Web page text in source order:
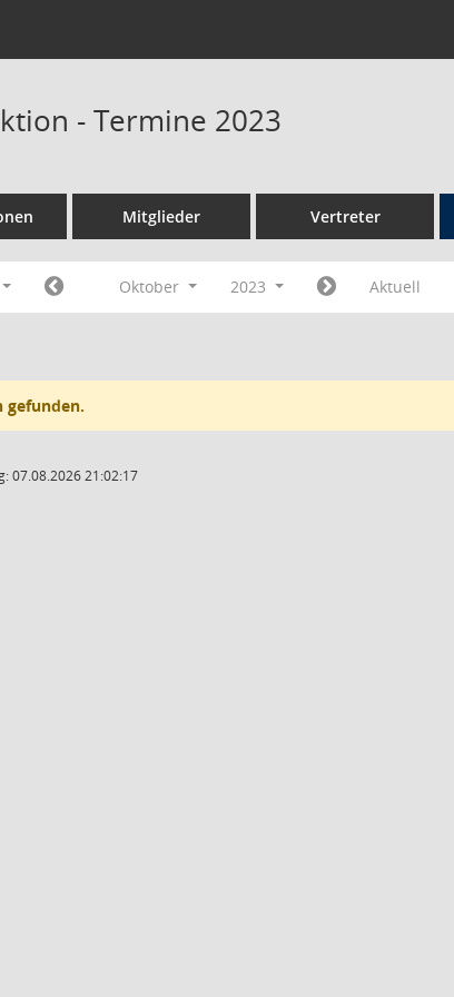
- Termine 2023
Mitglieder Vertreter
Oktober 2023 Aktuell
gefunden.
07.08.2026 21:02:17